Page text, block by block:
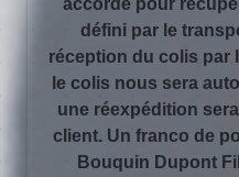
accordé pour
défini par le
réception du colis par
le colis nous sera
une réexpédition
client. Un franco de
Bouquin Dupont